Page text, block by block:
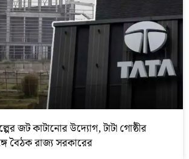
জট কাটানোর উদ্যোগ, টাটা গোষ্ঠীর
বৈঠক রাজ্য সরকারের